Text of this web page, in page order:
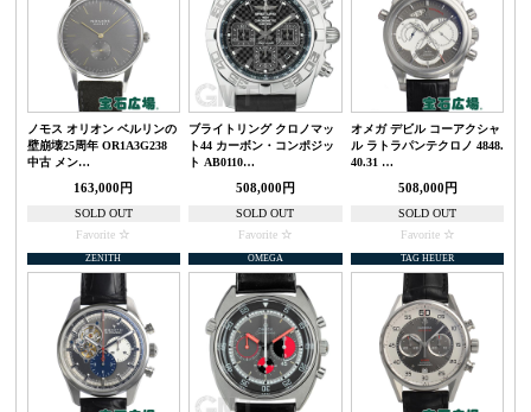
ノモス オリオン ベルリンの
壁崩壊25周年 OR1A3G238
中古 メン…
163,000円
SOLD OUT
Favorite
ブライトリング クロノマッ
ト44 カーボン・コンポジッ
ト AB0110…
508,000円
SOLD OUT
Favorite
オメガ デビル コーアクシャ
ル ラトラパンテクロノ 4848.
40.31 …
508,000円
SOLD OUT
Favorite
ZENITH OMEGA TAG HEUER